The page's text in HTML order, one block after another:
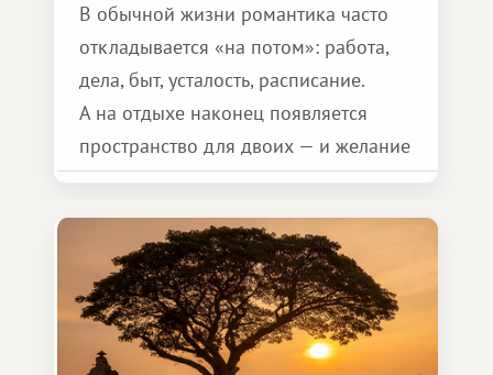
В обычной жизни романтика часто
откладывается «на потом»: работа,
дела, быт, усталость, расписание.
А на отдыхе наконец появляется
пространство для двоих — и желание
сделать для близкого человека что-то
особенное. Не обязательно
масштабное, но тёплое
и запоминающееся :)